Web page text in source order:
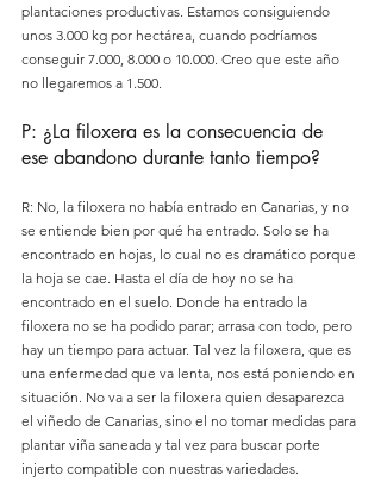
plantaciones productivas. Estamos consiguiendo
unos 3.000 kg por hectárea, cuando podríamos
conseguir 7.000, 8.000 o 10.000. Creo que este año
no llegaremos a 1.500.
P: ¿La filoxera es la consecuencia de
ese abandono durante tanto tiempo?
R: No, la filoxera no había entrado en Canarias, y no
se entiende bien por qué ha entrado. Solo se ha
encontrado en hojas, lo cual no es dramático porque
la hoja se cae. Hasta el día de hoy no se ha
encontrado en el suelo. Donde ha entrado la
filoxera no se ha podido parar; arrasa con todo, pero
hay un tiempo para actuar. Tal vez la filoxera, que es
una enfermedad que va lenta, nos está poniendo en
situación. No va a ser la filoxera quien desaparezca
el viñedo de Canarias, sino el no tomar medidas para
plantar viña saneada y tal vez para buscar porte
injerto compatible con nuestras variedades.